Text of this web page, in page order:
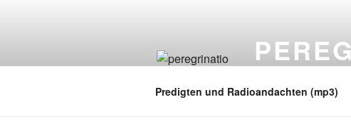
Predigten und Radioandachten (mp3)